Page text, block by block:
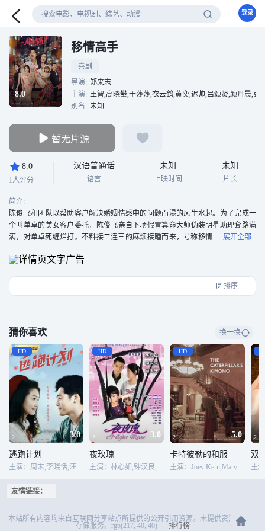
登录
8.0
移情高手
喜剧
导演: 郑来志
主演: 王智,高晓攀,于莎莎,衣云鹤,黄奕,迟帅,吕颂贤,颜丹晨,克
别名: 未知
暂无片源
8.0
1人评分
汉语普通话
语言
未知
上映时间
未知
片长
简介:
陈俊飞和团队以帮助客户解决婚姻情感中的问题而混的风生水起。为了完成一
个叫单卓的美女客户委托，陈俊飞亲自下场假冒算命大师伪装明星助理套路满
满，对单卓死缠烂打。不料接二连三的麻烦接踵而来，号称移情
排序
猜你喜欢 换一换
2 3.0
HD
逃跑计划
主演：周末,李晓恬,汪筠妍
2 3.0
HD
夜玫瑰
主演：林心如,钟汉良,马天宇,倪虹洁,贾乃亮
2 5.0
HD
卡特彼勒的和服
主演：Joey Kern,Mary Catherine Garrison,Ben Savage
2
双
友情链接：
本站所有内容均来自互联网分享站点所提供的公开引用资源，未提供资源上传、
存储服务。rgb(217, 40, 40)
排行榜